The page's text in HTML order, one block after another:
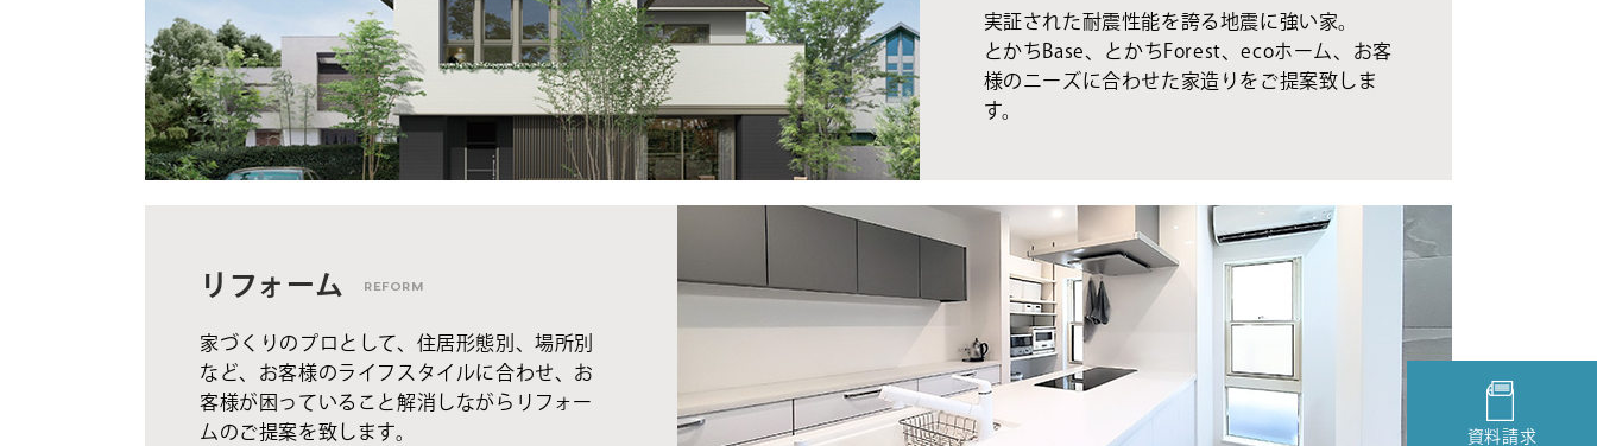
資料請求
実証された耐震性能を誇る地震に強い家。
とかちBase、とかちForest、ecoホーム、お客
様のニーズに合わせた家造りをご提案致しま
す。
リフォーム REFORM
家づくりのプロとして、住居形態別、場所別
など、お客様のライフスタイルに合わせ、お
客様が困っていること解消しながらリフォー
ムのご提案を致します。